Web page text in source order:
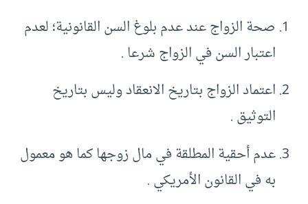
صحة الزواج عند عدم بلوغ السن القانونية؛ لعدم
اعتبار السن في الزواج شرعا .
اعتماد الزواج بتاريخ الانعقاد وليس بتاريخ
التوثيق .
عدم أحقية المطلقة في مال زوجها كما هو معمول
به في القانون الأمريكي .